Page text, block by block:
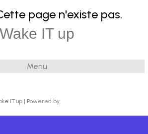
Wake IT up
Menu
page n'existe pas.
IT up | Powered by